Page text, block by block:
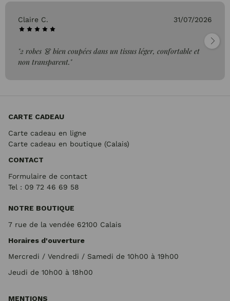
Claire C. 31/07/2026
"2 robes 👗 bien coupées dans un tissus léger, confortable et
non transparent."
CARTE CADEAU
Carte cadeau en ligne
Carte cadeau en boutique (Calais)
CONTACT
Formulaire de contact
Tel : 09 72 46 69 58
NOTRE BOUTIQUE
7 rue de la vendée 62100 Calais
Horaires d'ouverture
Mercredi / Vendredi / Samedi de 10h00 à 19h00
Jeudi de 10h00 à 18h00
MENTIONS